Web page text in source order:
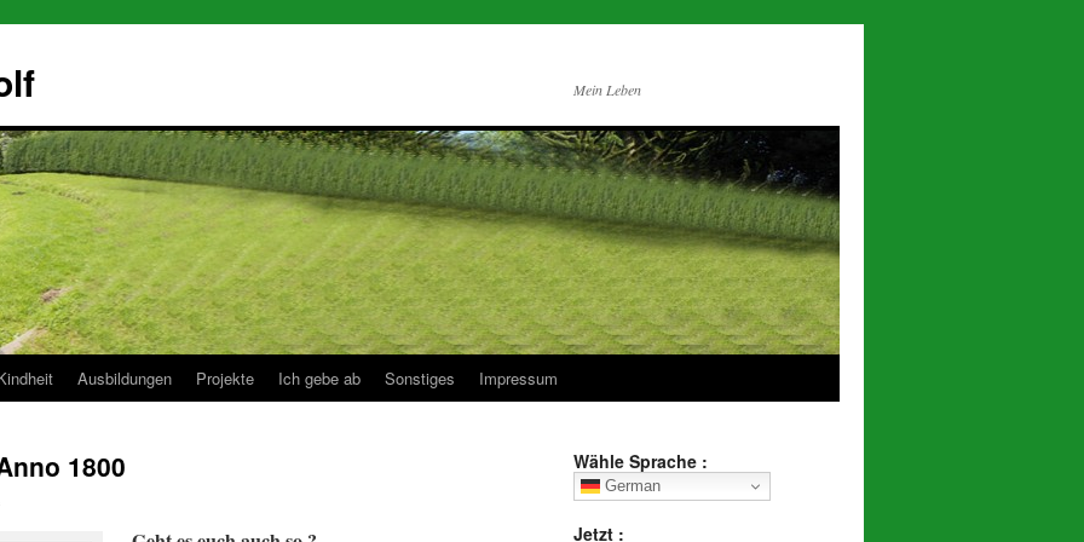
Mein Leben
Ausbildungen Projekte Ich gebe ab Sonstiges Impressum
1800 Wähle Sprache :
German
Jetzt :